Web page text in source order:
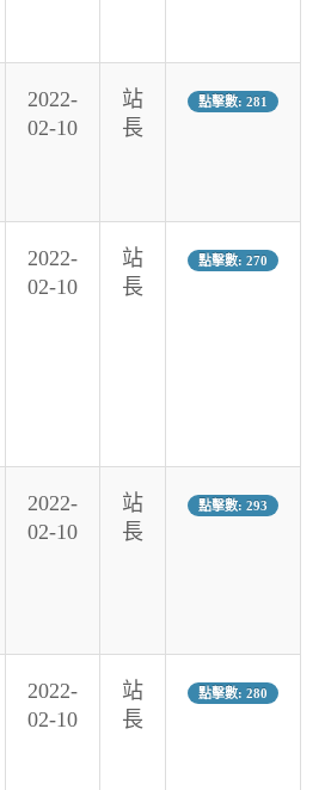
2022-
02-10
站
長
點擊數: 281
2022-
02-10
站
長
點擊數: 270
2022-
02-10
站
長
點擊數: 293
2022-
02-10
站
長
點擊數: 280